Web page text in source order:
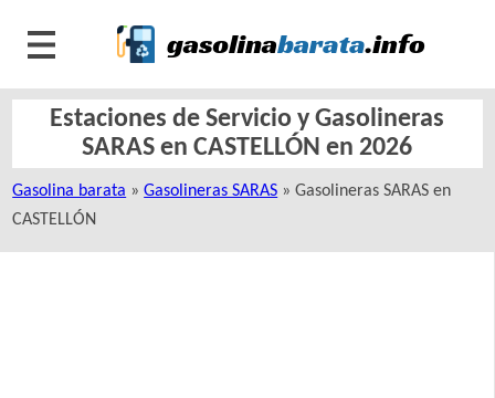
Estaciones de Servicio y Gasolineras
SARAS en CASTELLÓN en 2026
Gasolina barata »Gasolineras SARAS » Gasolineras SARAS en
CASTELLÓN